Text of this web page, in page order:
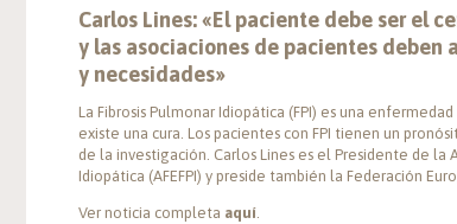
Carlos Lines: «El paciente debe ser el
y las asociaciones de pacientes deben
y necesidades»
La Fibrosis Pulmonar Idiopática (FPI) es una
existe una cura. Los pacientes con FPI tienen un
de la investigación. Carlos Lines es el Presidente de la
Idiopática (AFEFPI) y preside también la Federación
Ver noticia completa aquí.